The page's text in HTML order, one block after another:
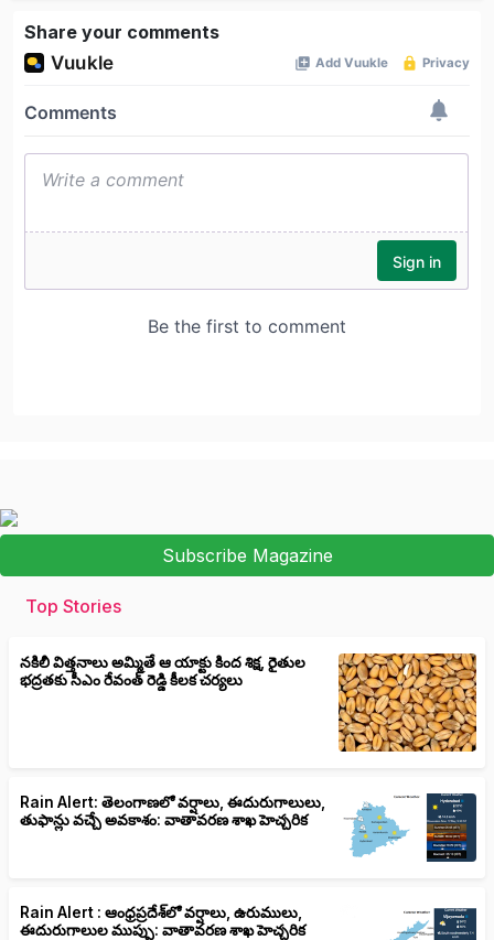
Share your comments
Subscribe Magazine
Top Stories
నకిలీ విత్తనాలు అమ్మితే ఆ యాక్టు కింద శిక్ష, రైతుల
భద్రతకు సీఎం రేవంత్ రెడ్డి కీలక చర్యలు
Rain Alert: తెలంగాణలో వర్షాలు, ఈదురుగాలులు,
తుఫాన్లు వచ్చే అవకాశం: వాతావరణ శాఖ హెచ్చరిక
Rain Alert : ఆంధ్రప్రదేశ్‌లో వర్షాలు, ఉరుములు,
ఈదురుగాలుల ముప్పు: వాతావరణ శాఖ హెచ్చరిక